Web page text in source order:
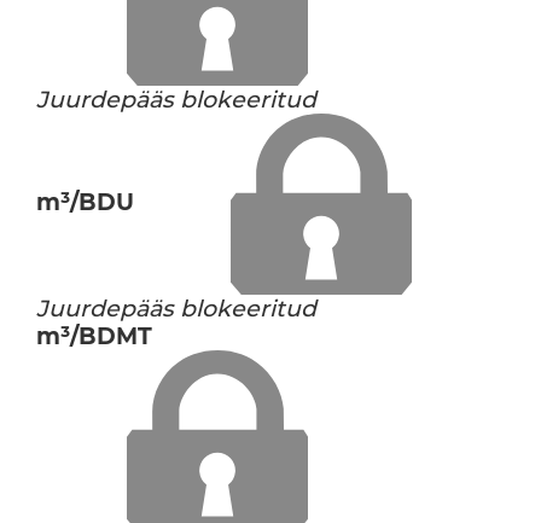
Juurdepääs blokeeritud
m³/BDU
Juurdepääs blokeeritud
m³/BDMT